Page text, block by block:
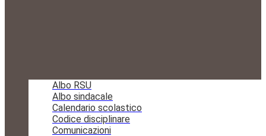
Albo RSU
Albo sindacale
Calendario scolastico
Codice disciplinare
Comunicazioni